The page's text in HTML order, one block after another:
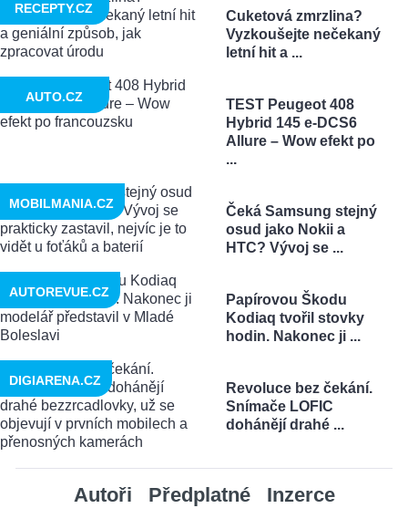
Cuketová zmrzlina?
Vyzkoušejte nečekaný
letní hit a ...
RECEPTY.CZ
TEST Peugeot 408
Hybrid 145 e-DCS6
Allure – Wow efekt po
...
AUTO.CZ
Čeká Samsung stejný
osud jako Nokii a
HTC? Vývoj se ...
MOBILMANIA.CZ
Papírovou Škodu
Kodiaq tvořil stovky
hodin. Nakonec ji ...
AUTOREVUE.CZ
Revoluce bez čekání.
Snímače LOFIC
dohánějí drahé ...
DIGIARENA.CZ
Autoři Předplatné Inzerce